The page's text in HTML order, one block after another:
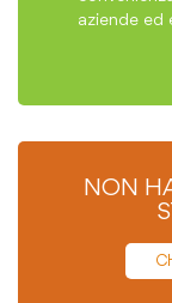
aziende ed
NON